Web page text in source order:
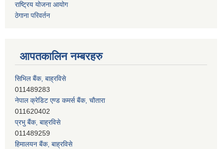
राष्ट्रिय योजना आयोग
ठेगाना परिवर्तन
आपतकालिन नम्बरहरु
नेपाल क्रेडिट एण्ड कमर्स बैंक, चाैतारा
011620402
प्रभु बैंक, बाह्रविसे
011489259
हिमालयन बैंक, बाह्रविसे
011489290
देव विकास बैंक, बाह्रविसे